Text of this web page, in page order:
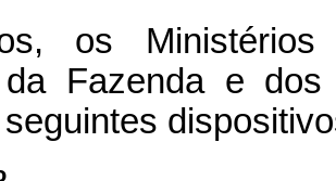
os
Fazenda e dos